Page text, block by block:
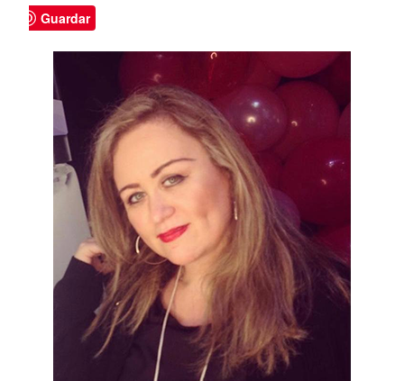
Guardar